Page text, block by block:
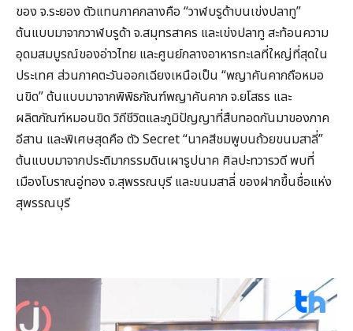
ของ จ.ระยอง ตัวแทนภาคกลางคือ “วาฬบรูด้าบนเข่งปลาทู”
ต้นแบบมาจากวาฬบรูด้า จ.สมุทรสาคร และเข่งปลาทู สะท้อนความ
อุดมสมบูรณ์ของอ่าวไทย และศูนย์กลางอาหารทะเลที่ใหญ่ที่สุดใน
ประเทศ ส่วนภาคตะวันออกเฉียงเหนือเป็น “พญาคันคากถือหมอ
นขิด” ต้นแบบมาจากพิพิธภัณฑ์พญาคันคาก จ.ยโสธร และ
ผลิตภัณฑ์หมอนขิด วิถีชีวิตและภูมิปัญญาที่สืบทอดกันมาของภาค
อีสาน และพิเศษสุดคือ ตัว Secret “นาคสีชมพูบนถ้วยขนมสาลี่”
ต้นแบบมาจากประติมากรรมดินเผารูปนาค ศิลปะทวารวดี พบที่
เมืองโบราณอู่ทอง จ.สุพรรณบุรี และขนมสาลี่ ของฝากขึ้นชื่อแห่ง
สุพรรณบุรี